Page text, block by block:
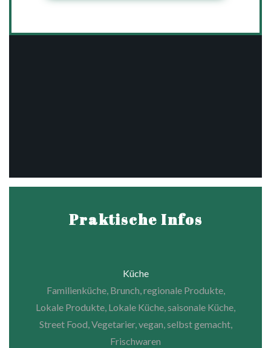
Praktische Infos
Küche
Familienküche, Brunch, regionale Produkte,
Lokale Produkte, Lokale Küche, saisonale Küche,
Street Food, Vegetarier, vegan, selbst gemacht,
Frischwaren